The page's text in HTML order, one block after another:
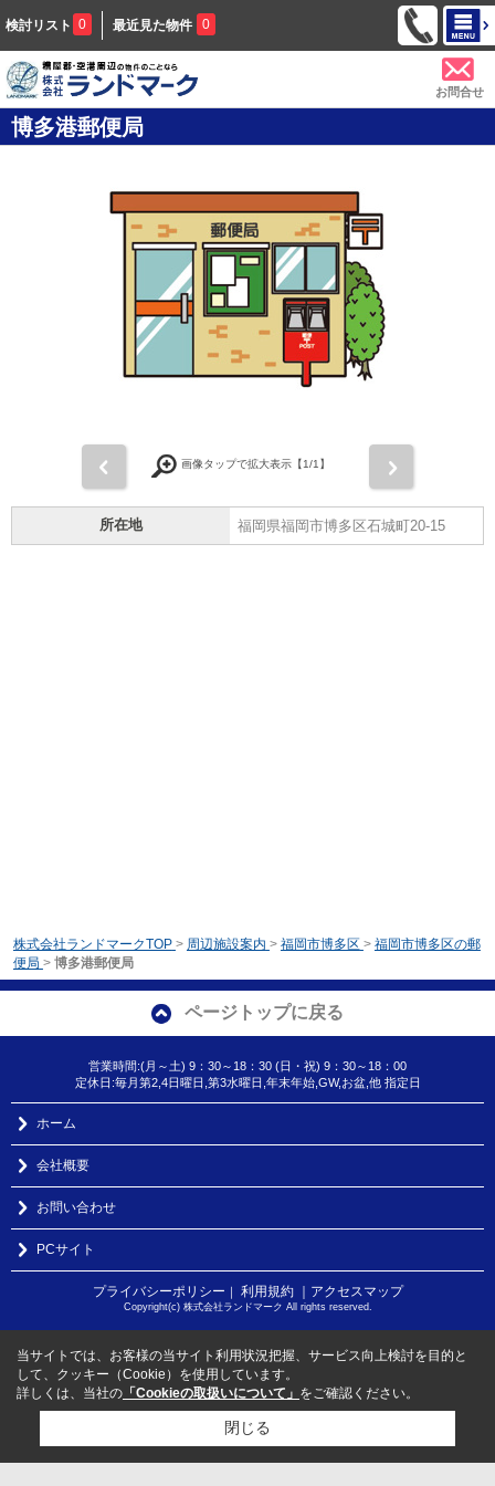
検討リスト 0 最近見た物件 0
お問合せ
博多港郵便局
画像タップで拡大表示【1/1】
所在地 福岡県福岡市博多区石城町20-15
株式会社ランドマークTOP > 周辺施設案内 > 福岡市博多区 > 福岡市博多区の郵
便局 > 博多港郵便局
ページトップに戻る
営業時間:(月～土) 9：30～18：30 (日・祝) 9：30～18：00
定休日:毎月第2,4日曜日,第3水曜日,年末年始,GW,お盆,他 指定日
ホーム
会社概要
お問い合わせ
PCサイト
プライバシーポリシー ｜ 利用規約 ｜アクセスマップ
Copyright(c) 株式会社ランドマーク All rights reserved.
当サイトでは、お客様の当サイト利用状況把握、サービス向上検討を目的と
して、クッキー（Cookie）を使用しています。
詳しくは、当社の 「Cookieの取扱いについて」 をご確認ください。
閉じる